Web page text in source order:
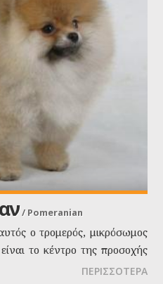
/Pomeranian
ο τρομερός, μικρόσωμος
το κέντρο της προσοχής
ΠΕΡΙΣΣΟΤΕΡΑ